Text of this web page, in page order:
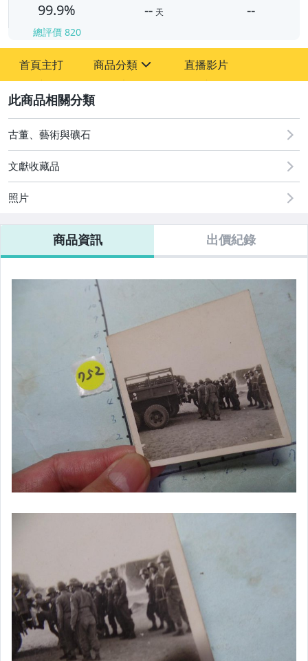
99.9%
總評價 820
-- 天 --
首頁主打 商品分類
其它
直播影片
古董、藝術與礦石
文獻收藏品
照片
商品資訊 出價紀錄